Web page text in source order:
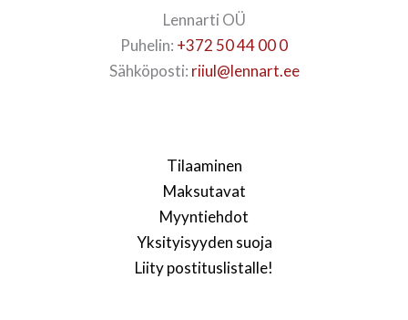
Lennarti OÜ
Puhelin: +372 50 44 00 0
Sähköposti: riiul@lennart.ee
Tilaaminen
Maksutavat
Myyntiehdot
Yksityisyyden suoja
Liity postituslistalle!